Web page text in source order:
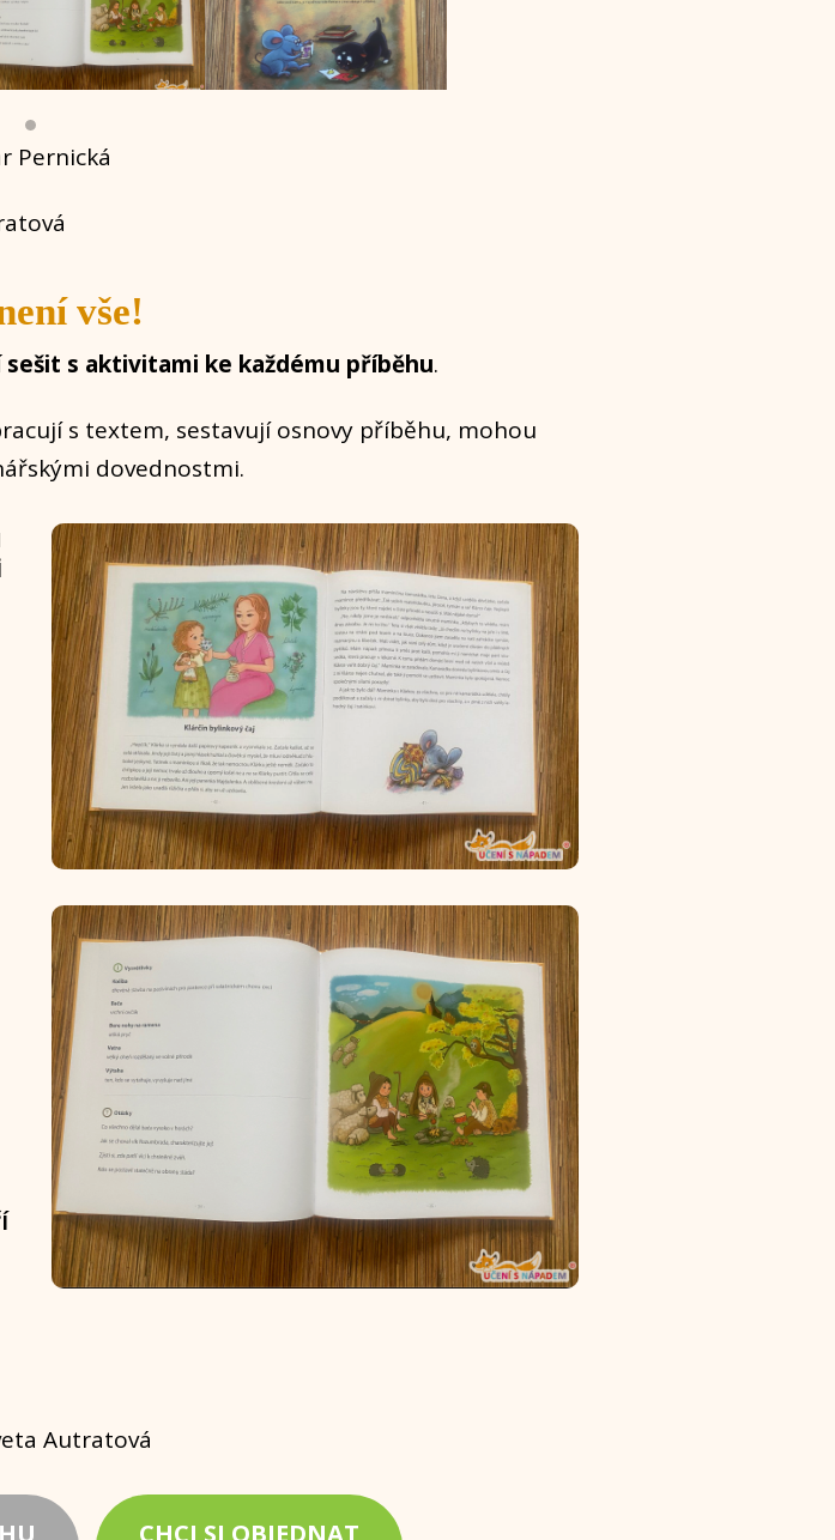
Pernická
vše!
sešit s aktivitami ke každému příběhu.
s textem, sestavují osnovy příběhu, mohou
dovednostmi.
Autratová
CHCI SI OBJEDNAT